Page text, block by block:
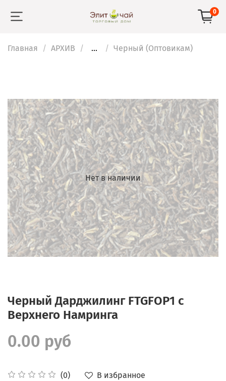
0
Главная АРХИВ ... Черный (Оптовикам)
Нет в наличии
Черный Дарджилинг FTGFOP1 с
Верхнего Намринга
(0)
В избранное
0.00 руб